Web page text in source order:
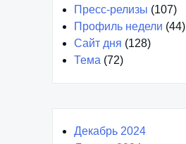
Пресс-релизы (107)
Профиль недели (44)
Сайт дня (128)
Тема (72)
Декабрь 2024